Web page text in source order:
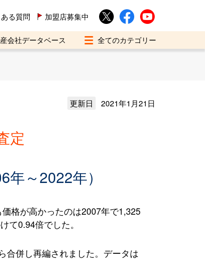
る質問 加盟店募集中
会社データベース
更新日 2021年1月21日
定
～2022年）
格が高かったのは2007年で1,325
て0.94倍でした。
合併し再編されました。データは